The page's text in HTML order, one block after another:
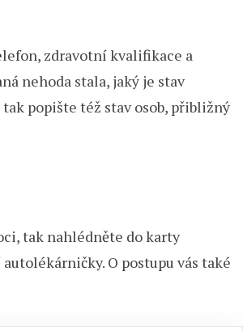
zdravotní kvalifikace a
nehoda stala, jaký je stav
popište též stav osob, přibližný
tak nahlédněte do karty
O postupu vás také